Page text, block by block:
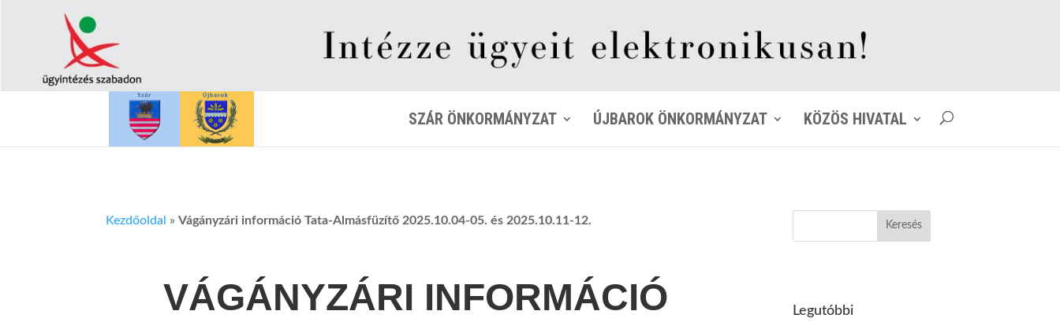
SZÁR ÖNKORMÁNYZAT ÚJBAROK ÖNKORMÁNYZAT KÖZÖS HIVATAL
Kezdőoldal »Vágányzári információ Tata-Almásfüzítő 2025.10.04-05. és 2025.10.11-12.
VÁGÁNYZÁRI INFORMÁCIÓ
Legutóbbi